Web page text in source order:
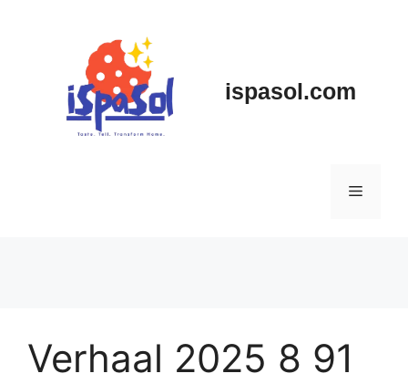
ispasol.com
Menu
Verhaal 2025 8 91